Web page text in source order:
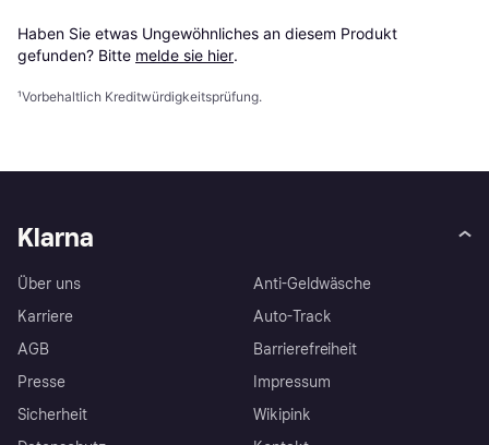
Haben Sie etwas Ungewöhnliches an diesem Produkt
gefunden? Bitte melde sie hier.
¹Vorbehaltlich Kreditwürdigkeitsprüfung.
Klarna
Über uns
Karriere
AGB
Presse
Sicherheit
Anti-Geldwäsche
Auto-Track
Barrierefreiheit
Impressum
Wikipink